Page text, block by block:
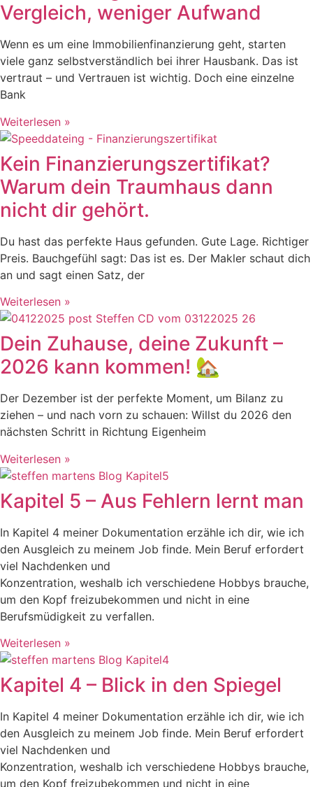
Vergleich, weniger Aufwand
Wenn es um eine Immobilienfinanzierung geht, starten
viele ganz selbstverständlich bei ihrer Hausbank. Das ist
vertraut – und Vertrauen ist wichtig. Doch eine einzelne
Bank
Weiterlesen »
Kein Finanzierungszertifikat?
Warum dein Traumhaus dann
nicht dir gehört.
Du hast das perfekte Haus gefunden. Gute Lage. Richtiger
Preis. Bauchgefühl sagt: Das ist es. Der Makler schaut dich
an und sagt einen Satz, der
Weiterlesen »
Dein Zuhause, deine Zukunft –
2026 kann kommen! 🏡
Der Dezember ist der perfekte Moment, um Bilanz zu
ziehen – und nach vorn zu schauen: Willst du 2026 den
nächsten Schritt in Richtung Eigenheim
Weiterlesen »
Kapitel 5 – Aus Fehlern lernt man
In Kapitel 4 meiner Dokumentation erzähle ich dir, wie ich
den Ausgleich zu meinem Job finde. Mein Beruf erfordert
viel Nachdenken und
Konzentration, weshalb ich verschiedene Hobbys brauche,
um den Kopf freizubekommen und nicht in eine
Berufsmüdigkeit zu verfallen.
Weiterlesen »
Kapitel 4 – Blick in den Spiegel
In Kapitel 4 meiner Dokumentation erzähle ich dir, wie ich
den Ausgleich zu meinem Job finde. Mein Beruf erfordert
viel Nachdenken und
Konzentration, weshalb ich verschiedene Hobbys brauche,
um den Kopf freizubekommen und nicht in eine